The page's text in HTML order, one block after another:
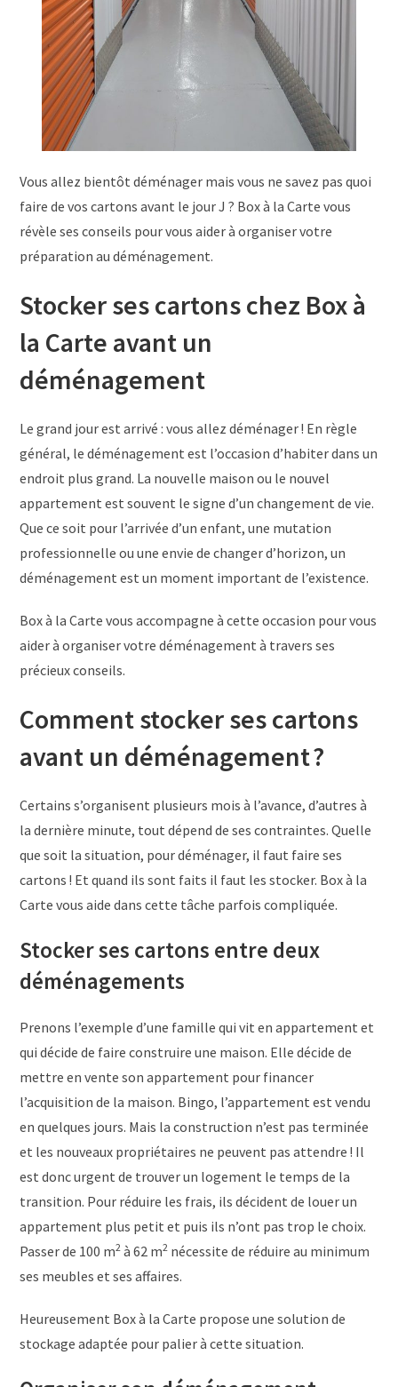
Vous allez bientôt déménager mais vous ne savez pas quoi
faire de vos cartons avant le jour J ? Box à la Carte vous
révèle ses conseils pour vous aider à organiser votre
préparation au déménagement.
Stocker ses cartons chez Box à
la Carte avant un
déménagement
Le grand jour est arrivé : vous allez déménager ! En règle
général, le déménagement est l’occasion d’habiter dans un
endroit plus grand. La nouvelle maison ou le nouvel
appartement est souvent le signe d’un changement de vie.
Que ce soit pour l’arrivée d’un enfant, une mutation
professionnelle ou une envie de changer d’horizon, un
déménagement est un moment important de l’existence.
Box à la Carte vous accompagne à cette occasion pour vous
aider à organiser votre déménagement à travers ses
précieux conseils.
Comment stocker ses cartons
avant un déménagement ?
Certains s’organisent plusieurs mois à l’avance, d’autres à
la dernière minute, tout dépend de ses contraintes. Quelle
que soit la situation, pour déménager, il faut faire ses
cartons ! Et quand ils sont faits il faut les stocker. Box à la
Carte vous aide dans cette tâche parfois compliquée.
Stocker ses cartons entre deux
déménagements
Prenons l’exemple d’une famille qui vit en appartement et
qui décide de faire construire une maison. Elle décide de
mettre en vente son appartement pour financer
l’acquisition de la maison. Bingo, l’appartement est vendu
en quelques jours. Mais la construction n’est pas terminée
et les nouveaux propriétaires ne peuvent pas attendre ! Il
est donc urgent de trouver un logement le temps de la
transition. Pour réduire les frais, ils décident de louer un
appartement plus petit et puis ils n’ont pas trop le choix.
Passer de 100 m2 à 62 m2 nécessite de réduire au minimum
ses meubles et ses affaires.
Heureusement Box à la Carte propose une solution de
stockage adaptée pour palier à cette situation.